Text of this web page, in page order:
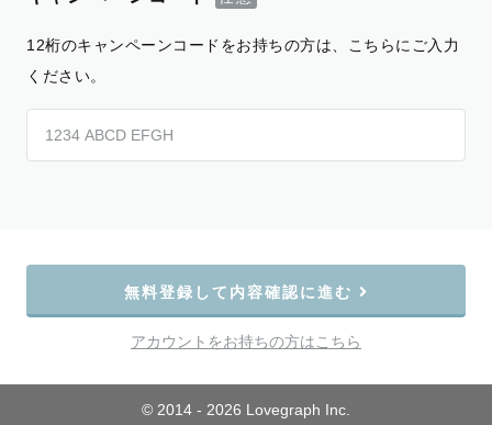
12桁のキャンペーンコードをお持ちの方は、こちらにご入力
ください。
無料登録して内容確認に進む
アカウントをお持ちの方はこちら
© 2014 - 2026 Lovegraph Inc.